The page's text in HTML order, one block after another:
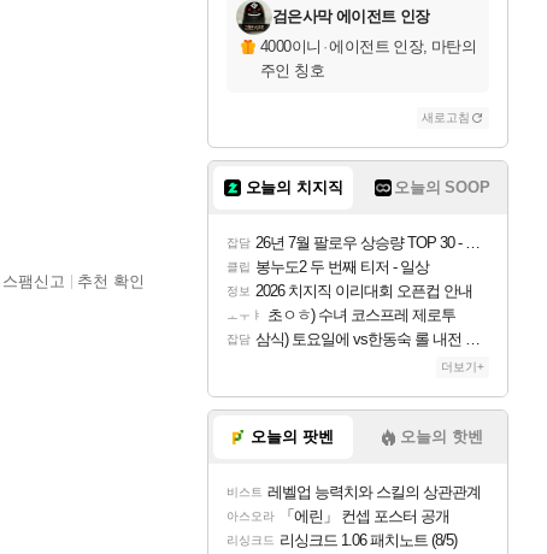
스팸신고 추천 확인
검은사막 에이전트 인장
4000이니 ·에이전트 인장, 마탄의
주인 칭호
새로고침
오늘의 치지직 오늘의 SOOP
잡담 26년 7월 팔로우 상승량 TOP 30 - 월간 치지직
클립 봉누도2 두 번째 티저 - 일상
정보 2026 치지직 이리대회 오픈컵 안내
ㅗㅜㅑ 초ㅇㅎ) 수녀 코스프레 제로투
잡담 삼식) 토요일에 vs한동숙 롤 내전 예정
더보기+
오늘의 팟벤 오늘의 핫벤
비스트 레벨업 능력치와 스킬의 상관관계
아스오라 「에린」 컨셉 포스터 공개
리싱크드 리싱크드 1.06 패치노트 (8/5)